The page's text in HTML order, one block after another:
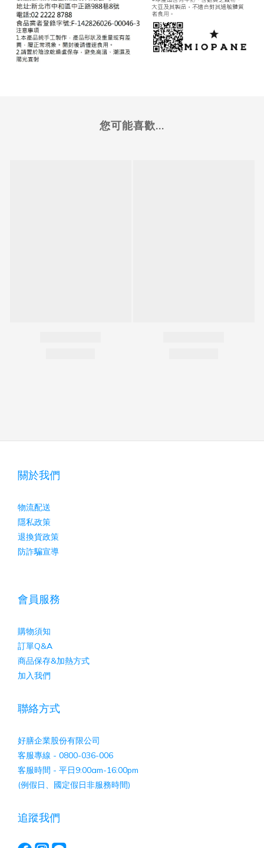
您可能喜歡...
關於我們
物流配送
隱私政策
退換貨政策
防詐騙宣導
會員服務
購物須知
訂單Q&A
商品保存&加熱方式
加入我們
聯絡方式
好膳企業股份有限公司
客服專線 - 0800-036-006
客服時間 - 平日9:00am-16:00pm
(例假日、國定假日非服務時間)
追蹤我們